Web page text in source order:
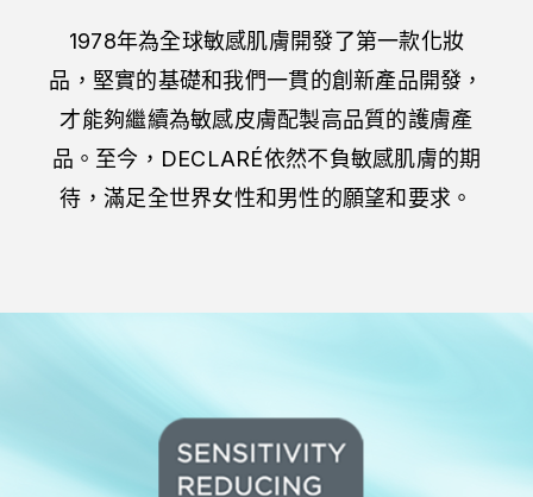
1978年為全球敏感肌膚開發了第一款化妝
品， 堅實的基礎和我們一貫的創新產品開發，
才能夠繼續為敏感皮膚配製高品質的護膚產
品。 至今， DECLARÉ依然不負敏感肌膚的期
待，滿足全世界女性和男性的願望和要求。